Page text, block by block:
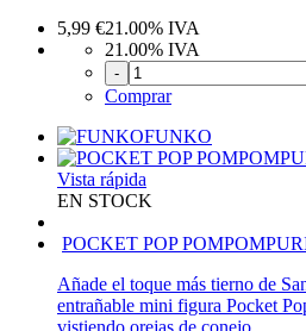
5,99 €21.00% IVA
21.00% IVA
-
Comprar
FUNKO
Vista rápida
EN STOCK
POCKET POP
Añade el toque más tierno de
entrañable mini figura Pocket